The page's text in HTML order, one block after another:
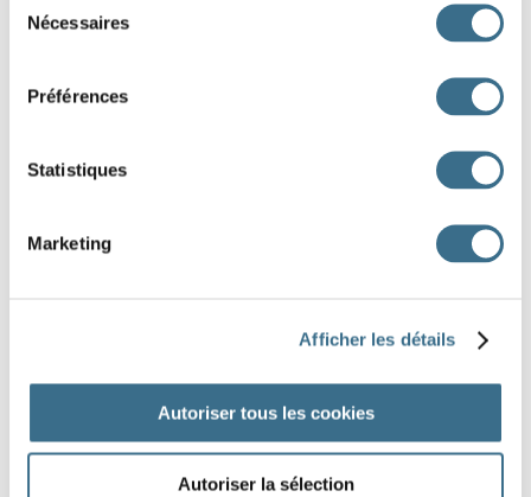
Nécessaires
Préférences
Statistiques
Marketing
Afficher les détails
Autoriser tous les cookies
Autoriser la sélection